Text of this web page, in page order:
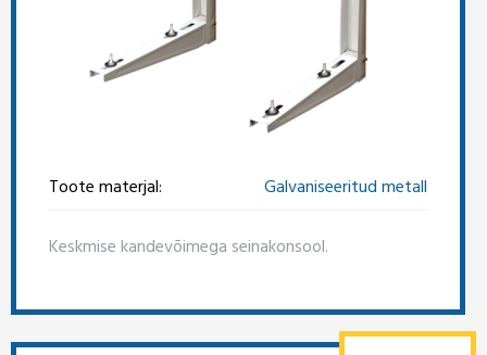
Toote materjal: Galvaniseeritud metall
Keskmise kandevõimega seinakonsool.